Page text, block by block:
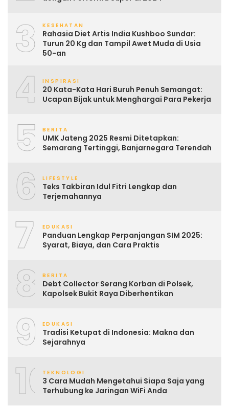
3 KESEHATAN
Rahasia Diet Artis India Kushboo Sundar:
Turun 20 Kg dan Tampil Awet Muda di Usia
50-an
4 INSPIRASI
20 Kata-Kata Hari Buruh Penuh Semangat:
Ucapan Bijak untuk Menghargai Para Pekerja
5 BERITA
UMK Jateng 2025 Resmi Ditetapkan:
Semarang Tertinggi, Banjarnegara Terendah
6 LIFESTYLE
Teks Takbiran Idul Fitri Lengkap dan
Terjemahannya
7 EDUKASI
Panduan Lengkap Perpanjangan SIM 2025:
Syarat, Biaya, dan Cara Praktis
8 BERITA
Debt Collector Serang Korban di Polsek,
Kapolsek Bukit Raya Diberhentikan
9 EDUKASI
Tradisi Ketupat di Indonesia: Makna dan
Sejarahnya
10TEKNOLOGI
3 Cara Mudah Mengetahui Siapa Saja yang
Terhubung ke Jaringan WiFi Anda